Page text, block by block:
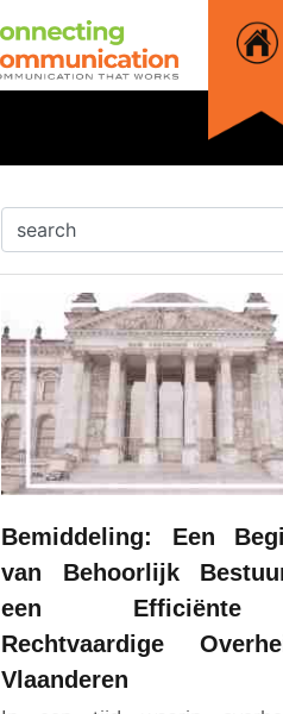
Bemiddeling: Een
van Behoorlijk
een
Rechtvaardige
Vlaanderen